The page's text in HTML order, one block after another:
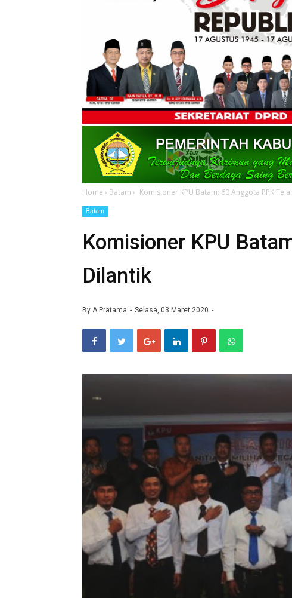
Home › Batam › Komisioner KPU Batam: 60 Anggota PPK
Batam
Komisioner KPU
Dilantik
By A Pratama Selasa, 03 Maret 2020